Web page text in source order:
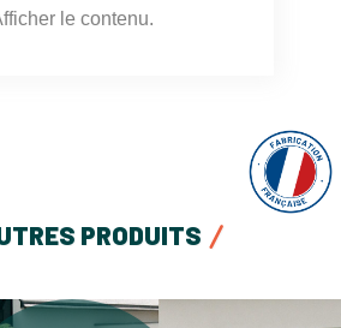
le contenu.
PRODUITS